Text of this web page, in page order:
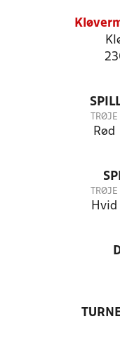
TRØJE
Rød
TRØJE
Hvid